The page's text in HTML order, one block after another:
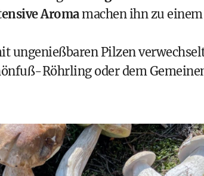
Aromamachen ihn zu einem
ungenießbaren Pilzen
Röhrling oder dem